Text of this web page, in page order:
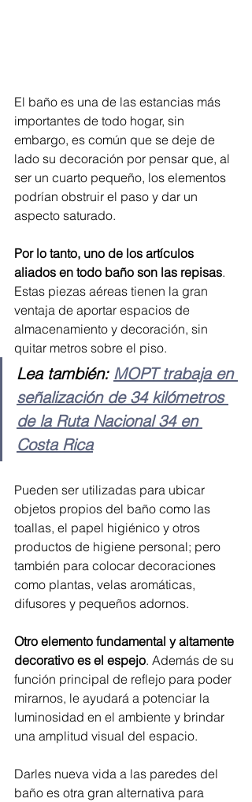
El baño es una de las estancias más
importantes de todo hogar, sin
embargo, es común que se deje de
lado su decoración por pensar que, al
ser un cuarto pequeño, los elementos
podrían obstruir el paso y dar un
aspecto saturado.
Por lo tanto, uno de los artículos
aliados en todo baño son las repisas.
Estas piezas aéreas tienen la gran
ventaja de aportar espacios de
almacenamiento y decoración, sin
quitar metros sobre el piso.
Lea también: MOPT trabaja en
señalización de 34 kilómetros
de la Ruta Nacional 34 en
Costa Rica
Pueden ser utilizadas para ubicar
objetos propios del baño como las
toallas, el papel higiénico y otros
productos de higiene personal; pero
también para colocar decoraciones
como plantas, velas aromáticas,
difusores y pequeños adornos.
Otro elemento fundamental y altamente
decorativo es el espejo. Además de su
función principal de reflejo para poder
mirarnos, le ayudará a potenciar la
luminosidad en el ambiente y brindar
una amplitud visual del espacio.
Darles nueva vida a las paredes del
baño es otra gran alternativa para